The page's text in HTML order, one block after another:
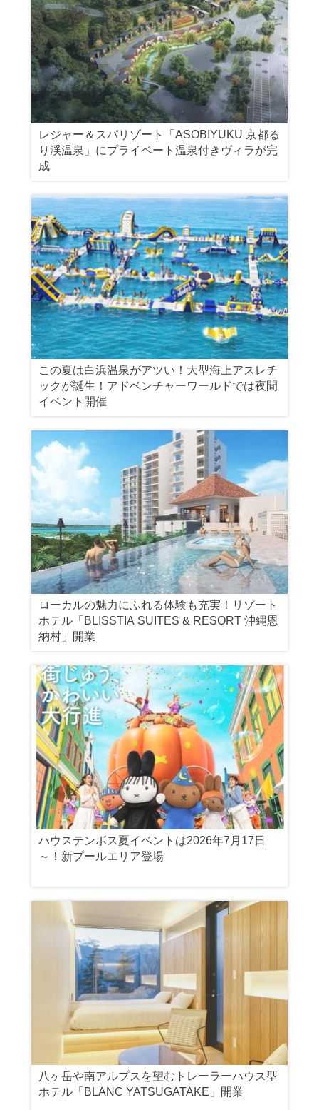
レジャー＆スパリゾート「ASOBIYUKU 京都る
り渓温泉」にプライベート温泉付きヴィラが完
成
この夏は白浜温泉がアツい！大型海上アスレチ
ックが誕生！アドベンチャーワールドでは夜間
イベント開催
ローカルの魅力にふれる体験も充実！リゾート
ホテル「BLISSTIA SUITES & RESORT 沖縄恩
納村」開業
ハウステンボス夏イベントは2026年7月17日
～！新プールエリア登場
八ヶ岳や南アルプスを望むトレーラーハウス型
ホテル「BLANC YATSUGATAKE」開業